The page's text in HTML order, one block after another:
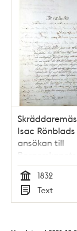
Isac Rönblads
ansökan till
Borgerskapets
Gubbhus 1832
Tid
1832
Typ
Text